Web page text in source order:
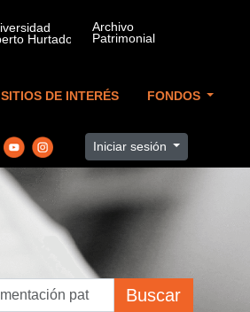
SITIOS DE INTERÉS FONDOS
Iniciar sesión
Buscar